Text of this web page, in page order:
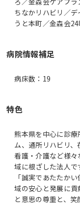
ちなかリハビリ／
うと本町／金森会
病院情報補足
病床数：19
特色
熊本県を中心に診
ム、通所リハビリ
看護・介護など様
域に根ざした法人で
「誠実であたたか
域の安心と発展に
と意思の尊重と、